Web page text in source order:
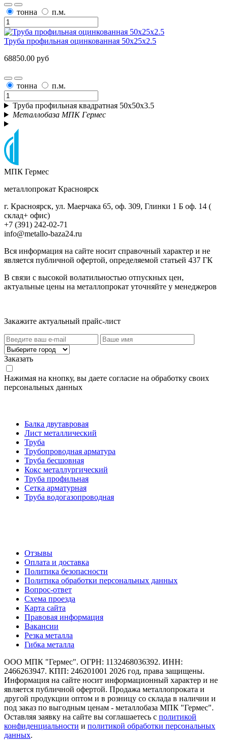
тонна п.м.
Труба профильная оцинкованная 50x25x2.5
68850.00 руб
тонна п.м.
Труба профильная квадратная 50х50x3.5
Металлобаза МПК Гермес
МПК Гермес
металлопрокат Красноярск
г. Красноярск, ул. Маерчака 65, оф. 309, Глинки 1 Б оф. 14 (
склад+ офис)
+7 (391) 242-02-71
info@metallo-baza24.ru
Вся информация на сайте носит справочный характер и не
является публичной офертой, определяемой статьей 437 ГК
В связи с высокой волатильностью отпускных цен,
актуальные цены на металлопрокат уточняйте у менеджеров
Закажите актуальный прайс-лист
Заказать
Нажимая на кнопку, вы даете согласие на обработку своих
персональных данных
Балка двутавровая
Лист металлический
Труба
Трубопроводная арматура
Труба бесшовная
Кокс металлургический
Труба профильная
Cетка арматурная
Труба водогазопроводная
Отзывы
Оплата и доставка
Политика безопасности
Политика обработки персональных данных
Вопрос-ответ
Схема проезда
Карта сайта
Правовая информация
Вакансии
Резка металла
Гибка металла
ООО МПК "Гермес". ОГРН: 1132468036392. ИНН:
2466263947. КПП: 246201001 2026 год, права защищены.
Информация на сайте носит информационный характер и не
является публичной офертой. Продажа металлопроката и
другой продукции оптом и в розницу со склада в наличии и
под заказ по выгодным ценам - металлобаза МПК "Гермес".
Оставляя заявку на сайте вы соглашаетесь с политикой
конфиденциальности и политикой обработки персональных
данных.